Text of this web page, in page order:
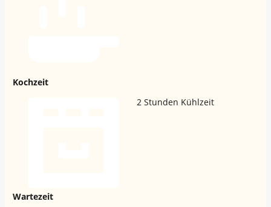
Kochzeit
Wartezeit
2 Stunden Kühlzeit